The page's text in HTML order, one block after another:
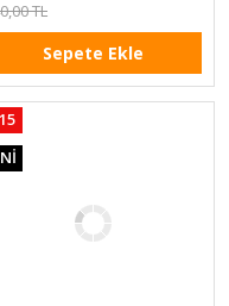
TL
Sepete Ekle